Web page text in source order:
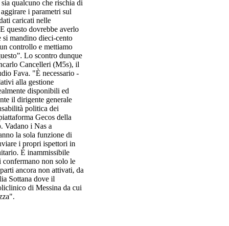
qualcuno che rischia di
i parametri sul
caricati nelle
questo dovrebbe averlo
si mandino dieci-cento
controllo e mettiamo
Lo scontro dunque
Cancelleri (M5s), il
Fava. "È necessario -
alla gestione
disponibili ed
il dirigente generale
politica dei
Gecos della
Vadano i Nas a
la sola funzione di
i propri ispettori in
È inammissibile
confermano non solo le
ancora non attivati, da
Sottana dove il
di Messina da cui